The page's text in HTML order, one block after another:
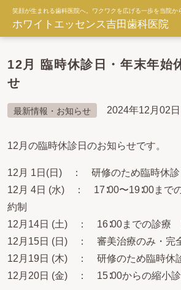
笑顔が生まれる歯科医院へ。ワクワクを広げる一歩を当院か
ホワイトエッセンス吉田歯科医院
12月 臨時休診日・年末年始
せ
最新情報・お知らせ 2024年12月02日
12月の臨時休診日のお知らせです。
12月 1日(日) ： 研修のため臨時休診
12月 4日 (水) ： 17∶00〜19∶00まで
約制
12月14日 (土) ： 16∶00までの診療
12月15日 (日) ： 審美治療のみ・完
12月19日 (木) ： 研修のため臨時休
12月20日 (金) ： 15∶00からの縮小診